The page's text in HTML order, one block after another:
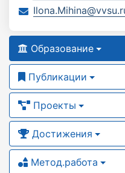
Образование
Публикации
Проекты
Достижения
Метод.работа